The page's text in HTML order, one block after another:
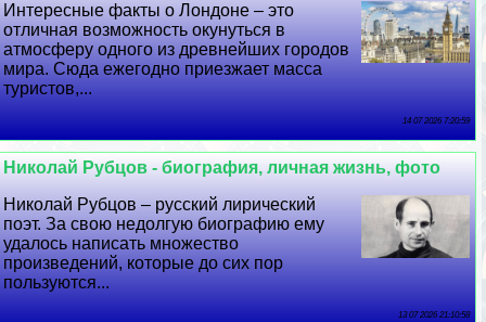
Интересные факты о Лондоне – это
отличная возможность окунуться в
атмосферу одного из древнейших городов
мира. Сюда ежегодно приезжает масса
туристов,...
14 07 2026 7:20:59
Николай Рубцов - биография, личная жизнь, фото
Николай Рубцов – русский лирический
поэт. За свою недолгую биографию ему
удалось написать множество
произведений, которые до сих пор
пользуются...
13 07 2026 21:10:58